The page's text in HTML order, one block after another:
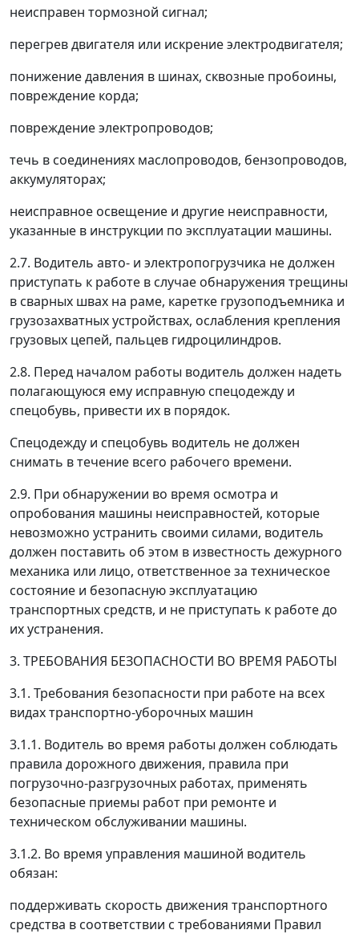
неисправен тормозной сигнал;
перегрев двигателя или искрение электродвигателя;
понижение давления в шинах, сквозные пробоины,
повреждение корда;
повреждение электропроводов;
течь в соединениях маслопроводов, бензопроводов,
аккумуляторах;
неисправное освещение и другие неисправности,
указанные в инструкции по эксплуатации машины.
2.7. Водитель авто- и электропогрузчика не должен
приступать к работе в случае обнаружения трещины
в сварных швах на раме, каретке грузоподъемника и
грузозахватных устройствах, ослабления крепления
грузовых цепей, пальцев гидроцилиндров.
2.8. Перед началом работы водитель должен надеть
полагающуюся ему исправную спецодежду и
спецобувь, привести их в порядок.
Спецодежду и спецобувь водитель не должен
снимать в течение всего рабочего времени.
2.9. При обнаружении во время осмотра и
опробования машины неисправностей, которые
невозможно устранить своими силами, водитель
должен поставить об этом в известность дежурного
механика или лицо, ответственное за техническое
состояние и безопасную эксплуатацию
транспортных средств, и не приступать к работе до
их устранения.
3. ТРЕБОВАНИЯ БЕЗОПАСНОСТИ ВО ВРЕМЯ РАБОТЫ
3.1. Требования безопасности при работе на всех
видах транспортно-уборочных машин
3.1.1. Водитель во время работы должен соблюдать
правила дорожного движения, правила при
погрузочно-разгрузочных работах, применять
безопасные приемы работ при ремонте и
техническом обслуживании машины.
3.1.2. Во время управления машиной водитель
обязан:
поддерживать скорость движения транспортного
средства в соответствии с требованиями Правил